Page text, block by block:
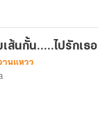
เส้นกั้น.....ไปรักเธอ
นแหวว